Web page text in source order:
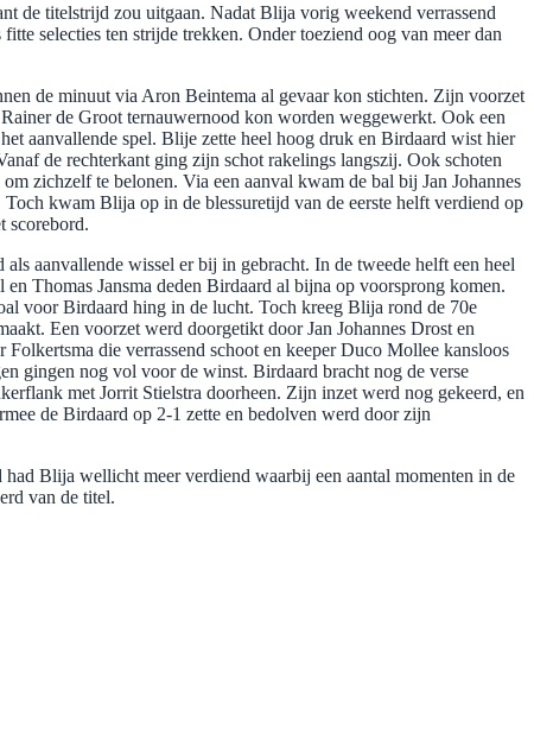
de titelstrijd zou uitgaan. Nadat Blija vorig weekend verrassend
selecties ten strijde trekken. Onder toeziend oog van meer dan
de minuut via Aron Beintema al gevaar kon stichten. Zijn voorzet
de Groot ternauwernood kon worden weggewerkt. Ook een
aanvallende spel. Blije zette heel hoog druk en Birdaard wist hier
de rechterkant ging zijn schot rakelings langszij. Ook schoten
zichzelf te belonen. Via een aanval kwam de bal bij Jan Johannes
kwam Blija op in de blessuretijd van de eerste helft verdiend op
scorebord.
aanvallende wissel er bij in gebracht. In de tweede helft een heel
Thomas Jansma deden Birdaard al bijna op voorsprong komen.
voor Birdaard hing in de lucht. Toch kreeg Blija rond de 70e
Een voorzet werd doorgetikt door Jan Johannes Drost en
die verrassend schoot en keeper Duco Mollee kansloos
gingen nog vol voor de winst. Birdaard bracht nog de verse
met Jorrit Stielstra doorheen. Zijn inzet werd nog gekeerd, en
de Birdaard op 2-1 zette en bedolven werd door zijn
Blija wellicht meer verdiend waarbij een aantal momenten in de
van de titel.